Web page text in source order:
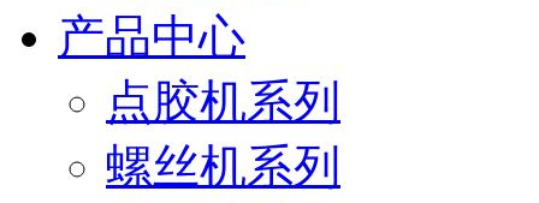
产品中心
点胶机系列
螺丝机系列